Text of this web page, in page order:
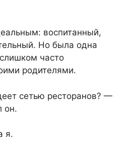
воспитанный,
Но была одна
часто
родителями.
сетью ресторанов? —
он.
я.